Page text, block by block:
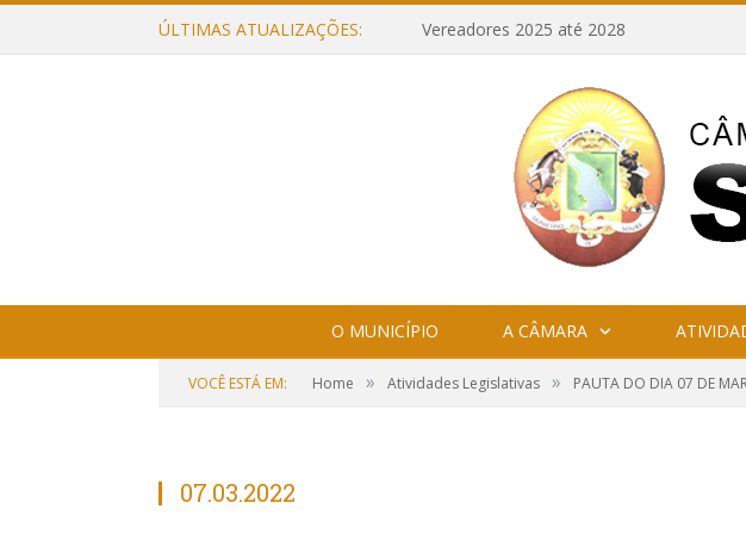
ÚLTIMAS ATUALIZAÇÕES: Vereadores 2025 até 2028
O MUNICÍPIO A CÂMARA
VOCÊ ESTÁ EM: Home » Atividades Legislativas » PAUTA DO DIA 07 DE
07.03.2022